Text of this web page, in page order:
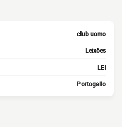
club uomo
Leixões
LEI
Portogallo